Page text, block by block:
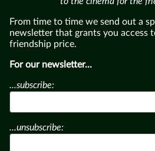
From time to time we send out a
newsletter that grants you access
friendship price.
For our newsletter...
...subscribe:
...unsubscribe: